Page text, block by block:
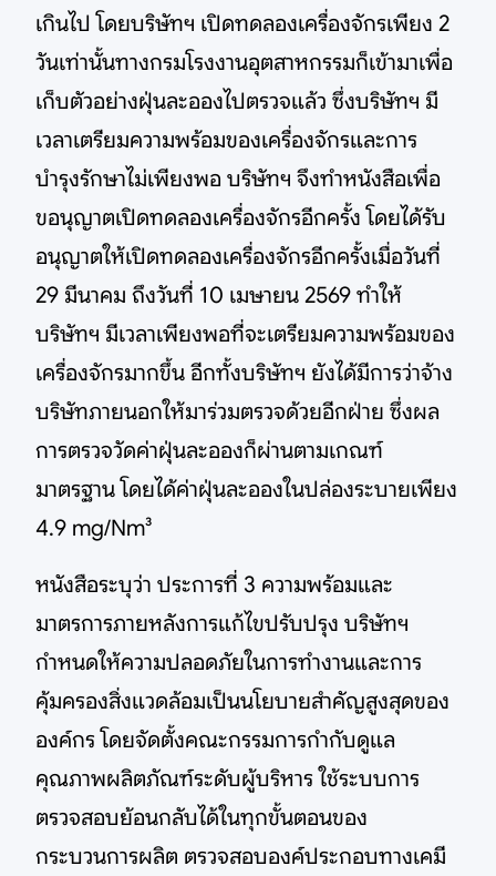
เกินไป โดยบริษัทฯ เปิดทดลองเครื่องจักรเพียง 2
วันเท่านั้นทางกรมโรงงานอุตสาหกรรมก็เข้ามาเพื่อ
เก็บตัวอย่างฝุ่นละอองไปตรวจแล้ว ซึ่งบริษัทฯ มี
เวลาเตรียมความพร้อมของเครื่องจักรและการ
บำรุงรักษาไม่เพียงพอ บริษัทฯ จึงทำหนังสือเพื่อ
ขอนุญาตเปิดทดลองเครื่องจักรอีกครั้ง โดยได้รับ
อนุญาตให้เปิดทดลองเครื่องจักรอีกครั้งเมื่อวันที่
29 มีนาคม ถึงวันที่ 10 เมษายน 2569 ทำให้
บริษัทฯ มีเวลาเพียงพอที่จะเตรียมความพร้อมของ
เครื่องจักรมากขึ้น อีกทั้งบริษัทฯ ยังได้มีการว่าจ้าง
บริษัทภายนอกให้มาร่วมตรวจด้วยอีกฝ่าย ซึ่งผล
การตรวจวัดค่าฝุ่นละอองก็ผ่านตามเกณฑ์
มาตรฐาน โดยได้ค่าฝุ่นละอองในปล่องระบายเพียง
4.9 mg/Nm³
หนังสือระบุว่า ประการที่ 3 ความพร้อมและ
มาตรการภายหลังการแก้ไขปรับปรุง บริษัทฯ
กำหนดให้ความปลอดภัยในการทำงานและการ
คุ้มครองสิ่งแวดล้อมเป็นนโยบายสำคัญสูงสุดของ
องค์กร โดยจัดตั้งคณะกรรมการกำกับดูแล
คุณภาพผลิตภัณฑ์ระดับผู้บริหาร ใช้ระบบการ
ตรวจสอบย้อนกลับได้ในทุกขั้นตอนของ
กระบวนการผลิต ตรวจสอบองค์ประกอบทางเคมี